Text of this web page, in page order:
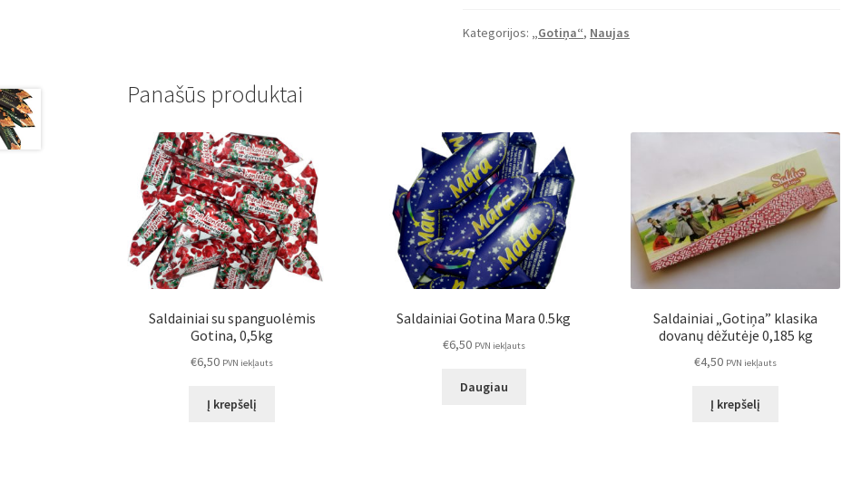
Kategorijos: „Gotiņa“, Naujas
Panašūs produktai
Saldainiai su spanguolėmis
Gotina, 0,5kg
€6,50 PVN iekļauts
Į krepšelį
Saldainiai Gotina Mara 0.5kg
€6,50 PVN iekļauts
Daugiau
Saldainiai „Gotiņa” klasika
dovanų dėžutėje 0,185 kg
€4,50 PVN iekļauts
Į krepšelį